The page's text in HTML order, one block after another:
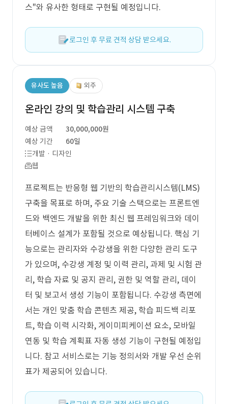
스"와 유사한 형태로 구현될 예정입니다.
로그인 후 무료 견적 상담 받으세요.
유사도 높음 외주
온라인 강의 및 학습관리 시스템 구축
예상 금액
30,000,000원
예상 기간
60일
개발 · 디자인
웹
프로젝트는 반응형 웹 기반의 학습관리시스템(LMS)
구축을 목표로 하며, 주요 기술 스택으로는 프론트엔
드와 백엔드 개발을 위한 최신 웹 프레임워크와 데이
터베이스 설계가 포함될 것으로 예상됩니다. 핵심 기
능으로는 관리자와 수강생을 위한 다양한 관리 도구
가 있으며, 수강생 계정 및 이력 관리, 과제 및 시험 관
리, 학습 자료 및 공지 관리, 권한 및 역할 관리, 데이
터 및 보고서 생성 기능이 포함됩니다. 수강생 측면에
서는 개인 맞춤 학습 콘텐츠 제공, 학습 피드백 리포
트, 학습 이력 시각화, 게이미피케이션 요소, 모바일
연동 및 학습 계획표 자동 생성 기능이 구현될 예정입
니다. 참고 서비스로는 기능 정의서와 개발 우선 순위
표가 제공되어 있습니다.